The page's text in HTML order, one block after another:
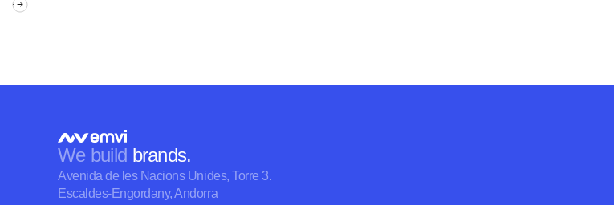
We build brands.
Avenida de les Nacions Unides, Torre 3.
Escaldes-Engordany, Andorra